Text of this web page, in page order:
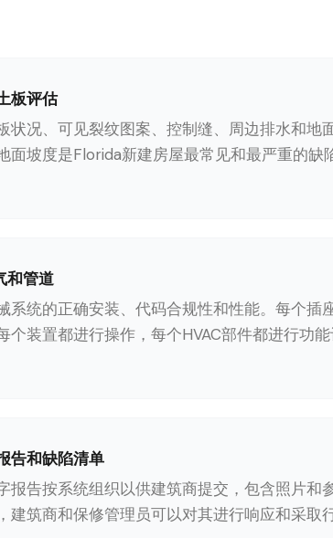
板评估
状况、可见裂纹图案、控制缝、周边排水和地
面坡度是Florida新建房屋最常见和最严重的缺
和管道
系统的正确安装、代码合规性和性能。每个插
个装置都进行操作，每个HVAC部件都进行功
告和缺陷清单
报告按系统组织以供建筑商提交，包含照片和
建筑商和保修管理员可以对其进行响应和采取